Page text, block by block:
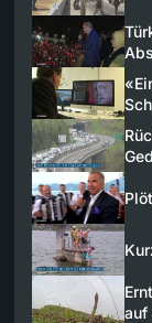
auf